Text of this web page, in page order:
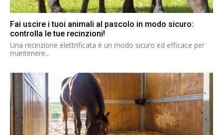
Fai uscire i tuoi animali al pascolo in modo sicuro:
controlla le tue recinzioni!
Una recinzione elettrificata è un modo sicuro ed efficace per
mantenere...